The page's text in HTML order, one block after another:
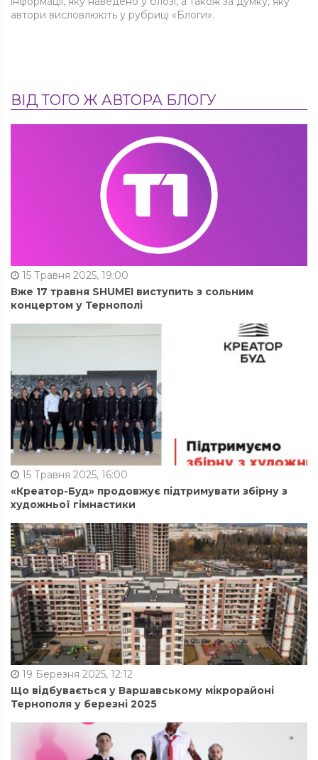
автори висловлюють у рубриці «Блоги».
ВІД ТОГО Ж АВТОРА БЛОГУ
15 Травня 2025, 19:00
Вже 17 травня SHUMEI виступить з сольним
концертом у Тернополі
15 Травня 2025, 16:00
«Креатор-Буд» продовжує підтримувати збірну з
художньої гімнастики
19 Березня 2025, 12:12
Що відбувається у Варшавському мікрорайоні
Тернополя у березні 2025